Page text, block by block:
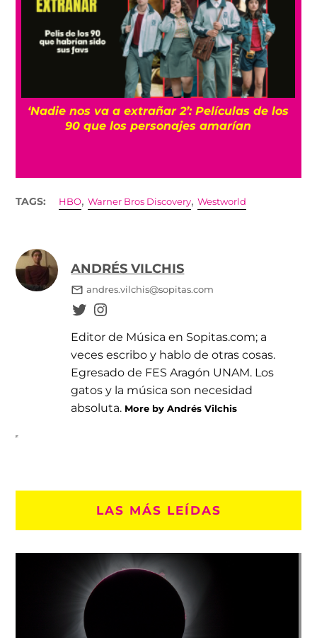
‘Nadie nos va a extrañar 2’: Películas de los
90 que los personajes amarían
TAGS: HBO,Warner Bros Discovery,Westworld
ANDRÉS VILCHIS
andres.vilchis@sopitas.com
Editor de Música en Sopitas.com; a
veces escribo y hablo de otras cosas.
Egresado de FES Aragón UNAM. Los
gatos y la música son necesidad
absoluta. More by Andrés Vilchis
LAS MÁS LEÍDAS